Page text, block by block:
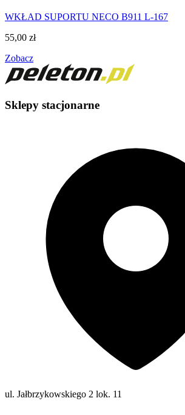
WKŁAD SUPORTU NECO B911 L-167
55,00 zł
Zobacz
Sklepy stacjonarne
ul. Jałbrzykowskiego 2 lok. 11